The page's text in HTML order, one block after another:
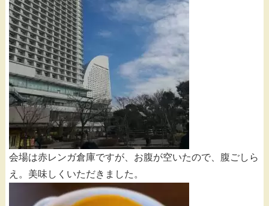
会場は赤レンガ倉庫ですが、お腹が空いたので、腹ごしら
え。美味しくいただきました。